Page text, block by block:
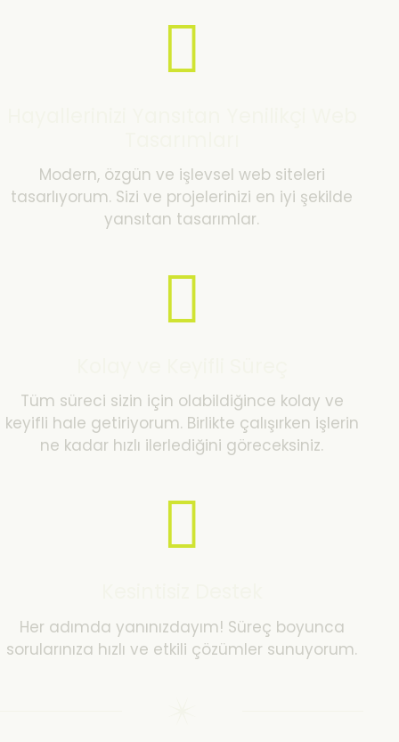
Modern, özgün ve işlevsel web siteleri
tasarlıyorum. Sizi ve projelerinizi en iyi şekilde
yansıtan tasarımlar.
Tüm süreci sizin için olabildiğince kolay ve
keyifli hale getiriyorum. Birlikte çalışırken işlerin
ne kadar hızlı ilerlediğini göreceksiniz.
Her adımda yanınızdayım! Süreç boyunca
sorularınıza hızlı ve etkili çözümler sunuyorum.